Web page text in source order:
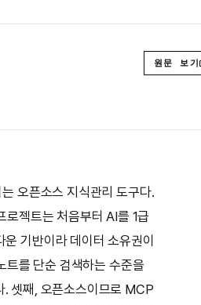
원문 보기
오픈소스 지식관리 도구다.
로젝트는 처음부터 AI를 1급
기반이라 데이터 소유권이
트를 단순 검색하는 수준을
. 셋째, 오픈소스이므로 MCP